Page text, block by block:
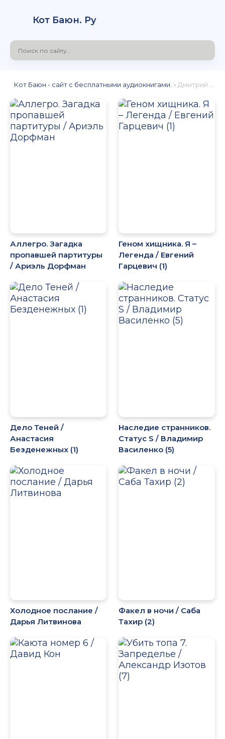
Кот Баюн. Ру
Кот Баюн - сайт с бесплатными аудиокнигами. » Дмитрий Чепусов
Аллегро. Загадка
пропавшей партитуры
/ Ариэль Дорфман
Геном хищника. Я –
Легенда / Евгений
Гарцевич (1)
Дело Теней /
Анастасия
Безденежных (1)
Наследие странников.
Статус S / Владимир
Василенко (5)
Холодное послание /
Дарья Литвинова
Факел в ночи / Саба
Тахир (2)